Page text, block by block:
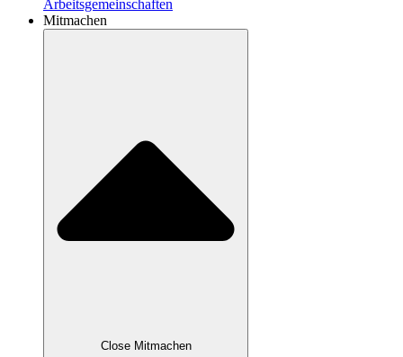
Arbeitsgemeinschaften
Mitmachen
Close Mitmachen